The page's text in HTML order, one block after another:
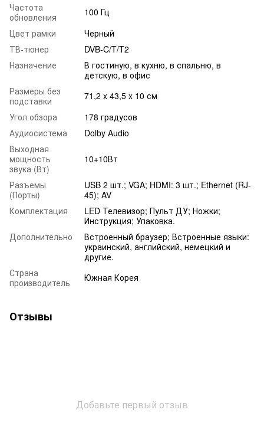
Частота
обновления
100 Гц
Цвет рамки
Черный
ТВ-тюнер
DVB-C/T/T2
Назначение
В гостиную, в кухню, в спальню, в
детскую, в офис
Размеры без
подставки
71,2 x 43,5 x 10 см
Угол обзора
178 градусов
Аудиосистема
Dolby Audio
Выходная
мощность
звука (Вт)
10+10Вт
Разъемы
(Порты)
USB 2 шт.; VGA; HDMI: 3 шт.; Ethernet (RJ-
45); AV
Комплектация
LED Телевизор; Пульт ДУ; Ножки;
Инструкция; Упаковка.
Дополнительно
Встроенный браузер; Встроенные языки:
украинский, английский, немецкий и
другие.
Страна
производитель
Южная Корея
Отзывы
Добавьте первый отзыв